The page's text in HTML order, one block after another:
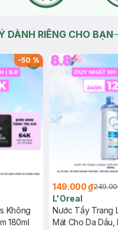
DÀNH RIÊNG CHO BẠN
-50%
Không
180ml
149.000 ₫
L'Oreal
Nước Tẩy Trang
Mát Cho Da Dầu,